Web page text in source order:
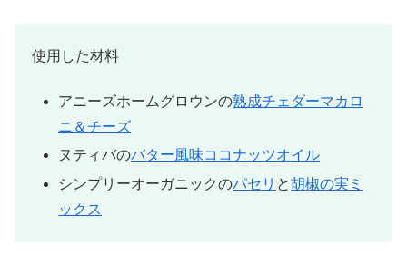
使用した材料
アニーズホームグロウンの熟成チェダーマカロ
ニ＆チーズ
ヌティバのバター風味ココナッツオイル
シンプリーオーガニックのパセリ と胡椒の実ミ
ックス